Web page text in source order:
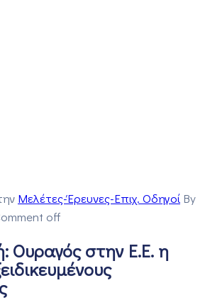
Μελέτες-Έρευνες-Επιχ. Οδηγοί By
off
Ουραγός στην Ε.Ε. η